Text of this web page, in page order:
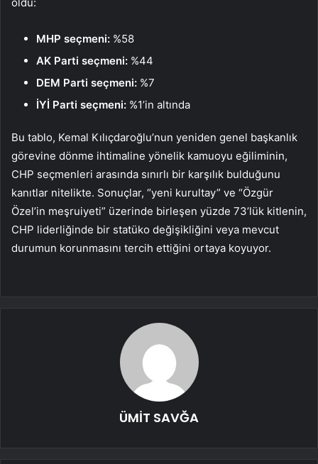
MHP seçmeni: %58
AK Parti seçmeni: %44
DEM Parti seçmeni: %7
İYİ Parti seçmeni: %1’in altında
Bu tablo, Kemal Kılıçdaroğlu’nun yeniden genel başkanlık
görevine dönme ihtimaline yönelik kamuoyu eğiliminin,
CHP seçmenleri arasında sınırlı bir karşılık bulduğunu
kanıtlar nitelikte. Sonuçlar, “yeni kurultay” ve “Özgür
Özel’in meşruiyeti” üzerinde birleşen yüzde 73’lük kitlenin,
CHP liderliğinde bir statüko değişikliğini veya mevcut
durumun korunmasını tercih ettiğini ortaya koyuyor.
ÜMİT SAVĞA